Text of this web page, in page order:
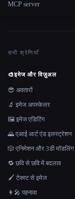
MCP server
सभी श्रेणियाँ
🎨इमेज और विज़ुअल
😎 अवतारों
🔬 इमेज अपस्केलर
🖼️ इमेज एडिटिंग
🌄 एआई आर्ट एंड इलस्ट्रेशन
🎲 एनिमेशन और 3डी मॉडलिंग
🔁 छवि से छवि में बदलाव
🖌️ टेक्स्ट से इमेज
👩‍🎤 पहनावा